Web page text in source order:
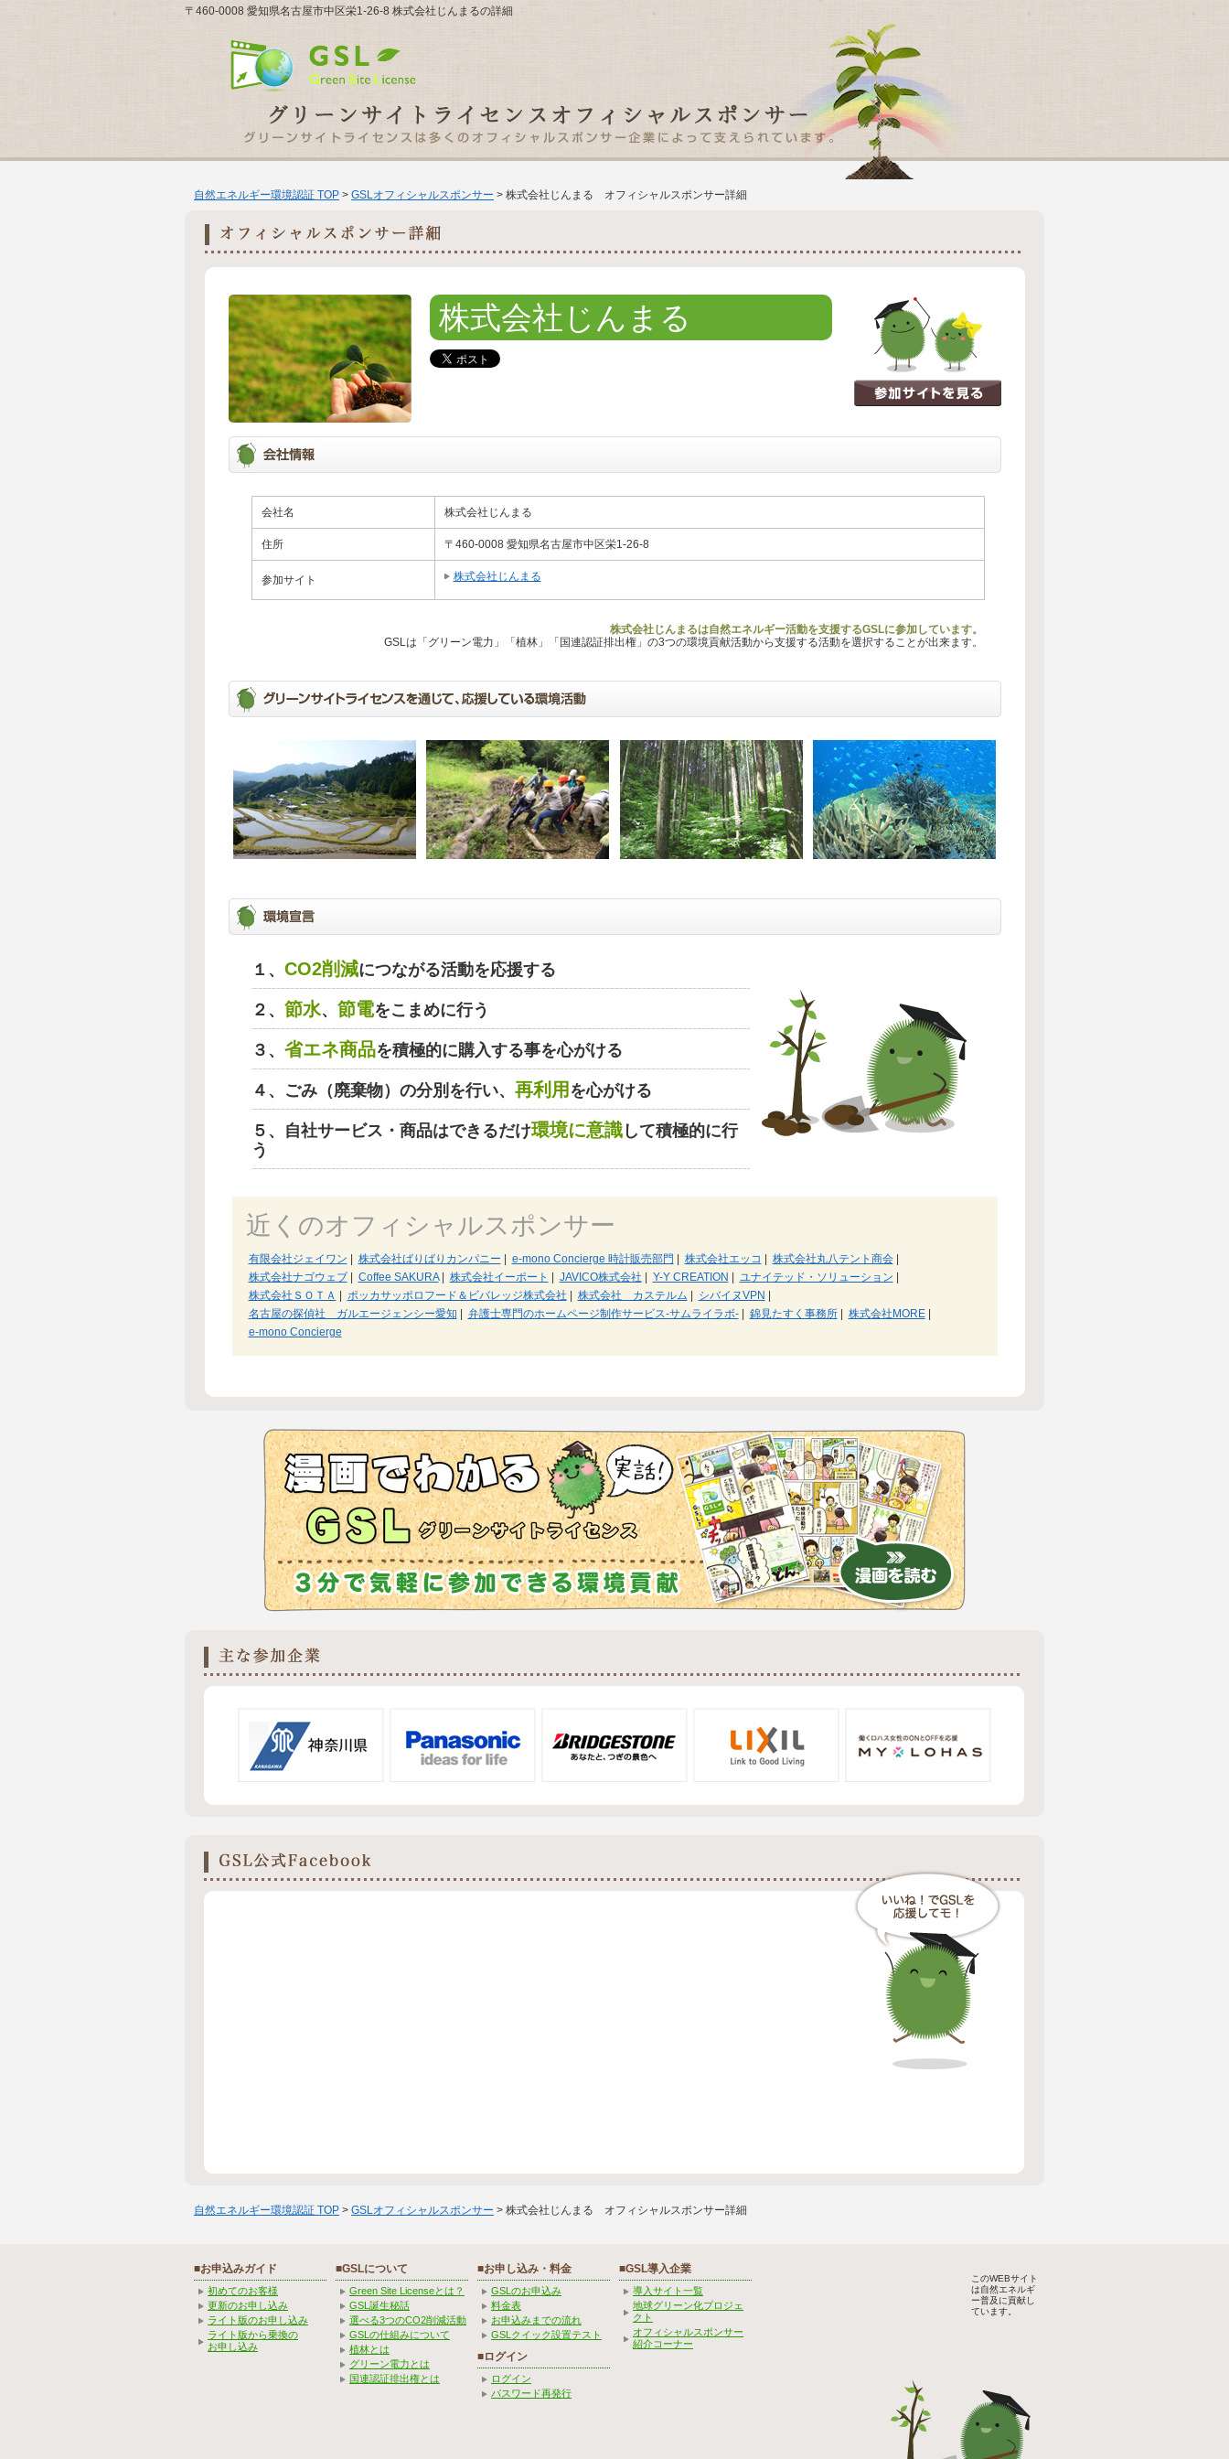
〒460-0008 愛知県名古屋市中区栄1-26-8 株式会社じんまるの詳細
自然エネルギー環境認証 TOP > GSLオフィシャルスポンサー > 株式会社じんまる オフィシャルスポンサー詳細
株式会社じんまる
会社名 株式会社じんまる
住所 〒460-0008 愛知県名古屋市中区栄1-26-8
参加サイト 株式会社じんまる
株式会社じんまるは自然エネルギー活動を支援するGSLに参加しています。
GSLは「グリーン電力」「植林」「国連認証排出権」の3つの環境貢献活動から支援する活動を選択することが出来ます。
１、 CO2削減につながる活動を応援する
２、 節水、 節電をこまめに行う
３、 省エネ商品を積極的に購入する事を心がける
４、ごみ（廃棄物）の分別を行い、 再利用 を心がける
５、自社サービス・商品はできるだけ環境に意識して積極的に行
う
近くのオフィシャルスポンサー
有限会社ジェイワン 株式会社ばりばりカンパニー e-mono Concierge 時計販売部門 株式会社エッコ 株式会社丸八テント商会|
株式会社ナゴウェブ| Coffee SAKURA| 株式会社イーポート JAVICO株式会社 Y-Y CREATION ユナイテッド・ソリューション
株式会社ＳＯＴＡ
ポッカサッポロフード＆ビバレッジ株式会社 株式会社 カステルム シバイヌVPN
名古屋の探偵社 ガルエージェンシー愛知
弁護士専門のホームページ制作サービス-サムライラボ-| 錦見たすく事務所| 株式会社MORE|
e-mono Concierge
自然エネルギー環境認証 TOP > GSLオフィシャルスポンサー > 株式会社じんまる オフィシャルスポンサー詳細
■お申込みガイド
初めてのお客様
更新のお申し込み
ライト版のお申し込み
ライト版から乗換の
お申し込み
■GSLについて
Green Site Licenseとは？
GSL誕生秘話
選べる3つのCO2削減活動
GSLの仕組みについて
植林とは
グリーン電力とは
国連認証排出権とは
■お申し込み・料金
GSLのお申込み
料金表
お申込みまでの流れ
GSLクイック設置テスト
■ログイン
ログイン
パスワード再発行
■GSL導入企業
導入サイト一覧
地球グリーン化プロジェ
クト
オフィシャルスポンサー
紹介コーナー
このWEBサイト
は自然エネルギ
ー普及に貢献し
ています。